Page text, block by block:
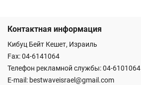
Контактная информация
Кибуц Бейт Кешет, Израиль
Fax: 04-6141064
Телефон рекламной службы: 04-6101064
E-mail: bestwaveisrael@gmail.com